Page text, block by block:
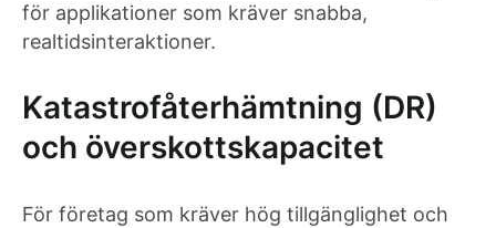
för applikationer som kräver snabba,
realtidsinteraktioner.
Katastrofåterhämtning (DR)
och överskottskapacitet
För företag som kräver hög tillgänglighet och